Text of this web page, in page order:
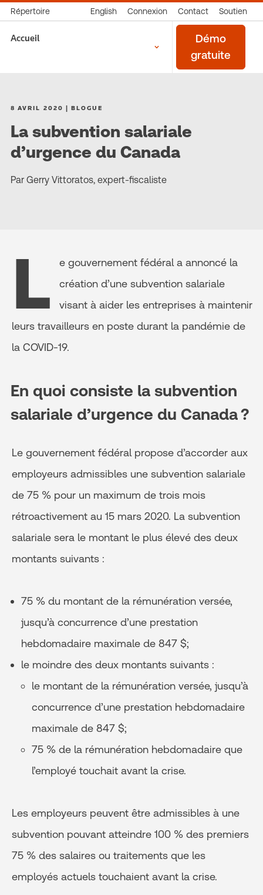
Répertoire English Connexion Contact Soutien
Accueil
Démo
gratuite
8 AVRIL 2020 | BLOGUE
La subvention salariale
d’urgence du Canada
Par Gerry Vittoratos, expert-fiscaliste
L
e gouvernement fédéral a annoncé la
création d’une subvention salariale
visant à aider les entreprises à maintenir
leurs travailleurs en poste durant la pandémie de
la COVID-19.
En quoi consiste la subvention
salariale d’urgence du Canada ?
Le gouvernement fédéral propose d’accorder aux
employeurs admissibles une subvention salariale
de 75 % pour un maximum de trois mois
rétroactivement au 15 mars 2020. La subvention
salariale sera le montant le plus élevé des deux
montants suivants :
75 % du montant de la rémunération versée,
jusqu’à concurrence d’une prestation
hebdomadaire maximale de 847 $;
le moindre des deux montants suivants :
le montant de la rémunération versée, jusqu’à
concurrence d’une prestation hebdomadaire
maximale de 847 $;
75 % de la rémunération hebdomadaire que
l’employé touchait avant la crise.
Les employeurs peuvent être admissibles à une
subvention pouvant atteindre 100 % des premiers
75 % des salaires ou traitements que les
employés actuels touchaient avant la crise.